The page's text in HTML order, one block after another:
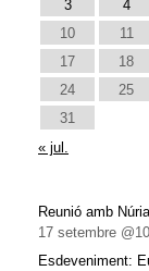
3
4
10
11
17
18
24
25
31
« jul.
Reunió amb
17 setembre
Esdeveniment: